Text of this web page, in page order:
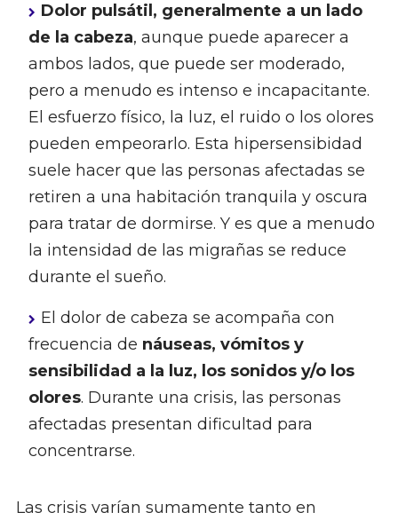
Dolor pulsátil, generalmente a un lado
de la cabeza, aunque puede aparecer a
ambos lados, que puede ser moderado,
pero a menudo es intenso e incapacitante.
El esfuerzo físico, la luz, el ruido o los olores
pueden empeorarlo. Esta hipersensibidad
suele hacer que las personas afectadas se
retiren a una habitación tranquila y oscura
para tratar de dormirse. Y es que a menudo
la intensidad de las migrañas se reduce
durante el sueño.
El dolor de cabeza se acompaña con
frecuencia de náuseas, vómitos y
sensibilidad a la luz, los sonidos y/o los
olores. Durante una crisis, las personas
afectadas presentan dificultad para
concentrarse.
Las crisis varían sumamente tanto en